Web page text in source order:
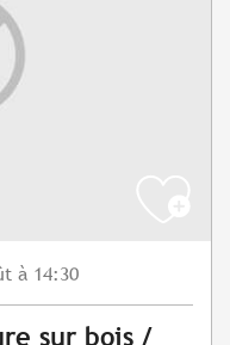
à 14:30
sur bois /